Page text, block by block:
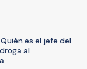
es el jefe del
al